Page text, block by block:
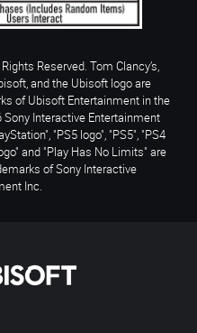
Reserved. Tom Clancy’s,
and the Ubisoft logo are
of Ubisoft Entertainment in the
Interactive Entertainment
"PS5 logo", "PS5", "PS4
and "Play Has No Limits" are
of Sony Interactive
Inc.